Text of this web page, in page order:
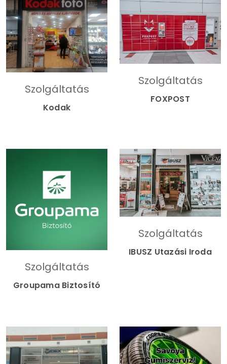
Szolgáltatás
Kodak
Szolgáltatás
FOXPOST
Szolgáltatás
Groupama Biztosító
Szolgáltatás
IBUSZ Utazási Iroda